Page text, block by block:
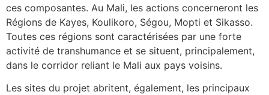
ces composantes. Au Mali, les actions concerneront les
Régions de Kayes, Koulikoro, Ségou, Mopti et Sikasso.
Toutes ces régions sont caractérisées par une forte
activité de transhumance et se situent, principalement,
dans le corridor reliant le Mali aux pays voisins.
Les sites du projet abritent, également, les principaux